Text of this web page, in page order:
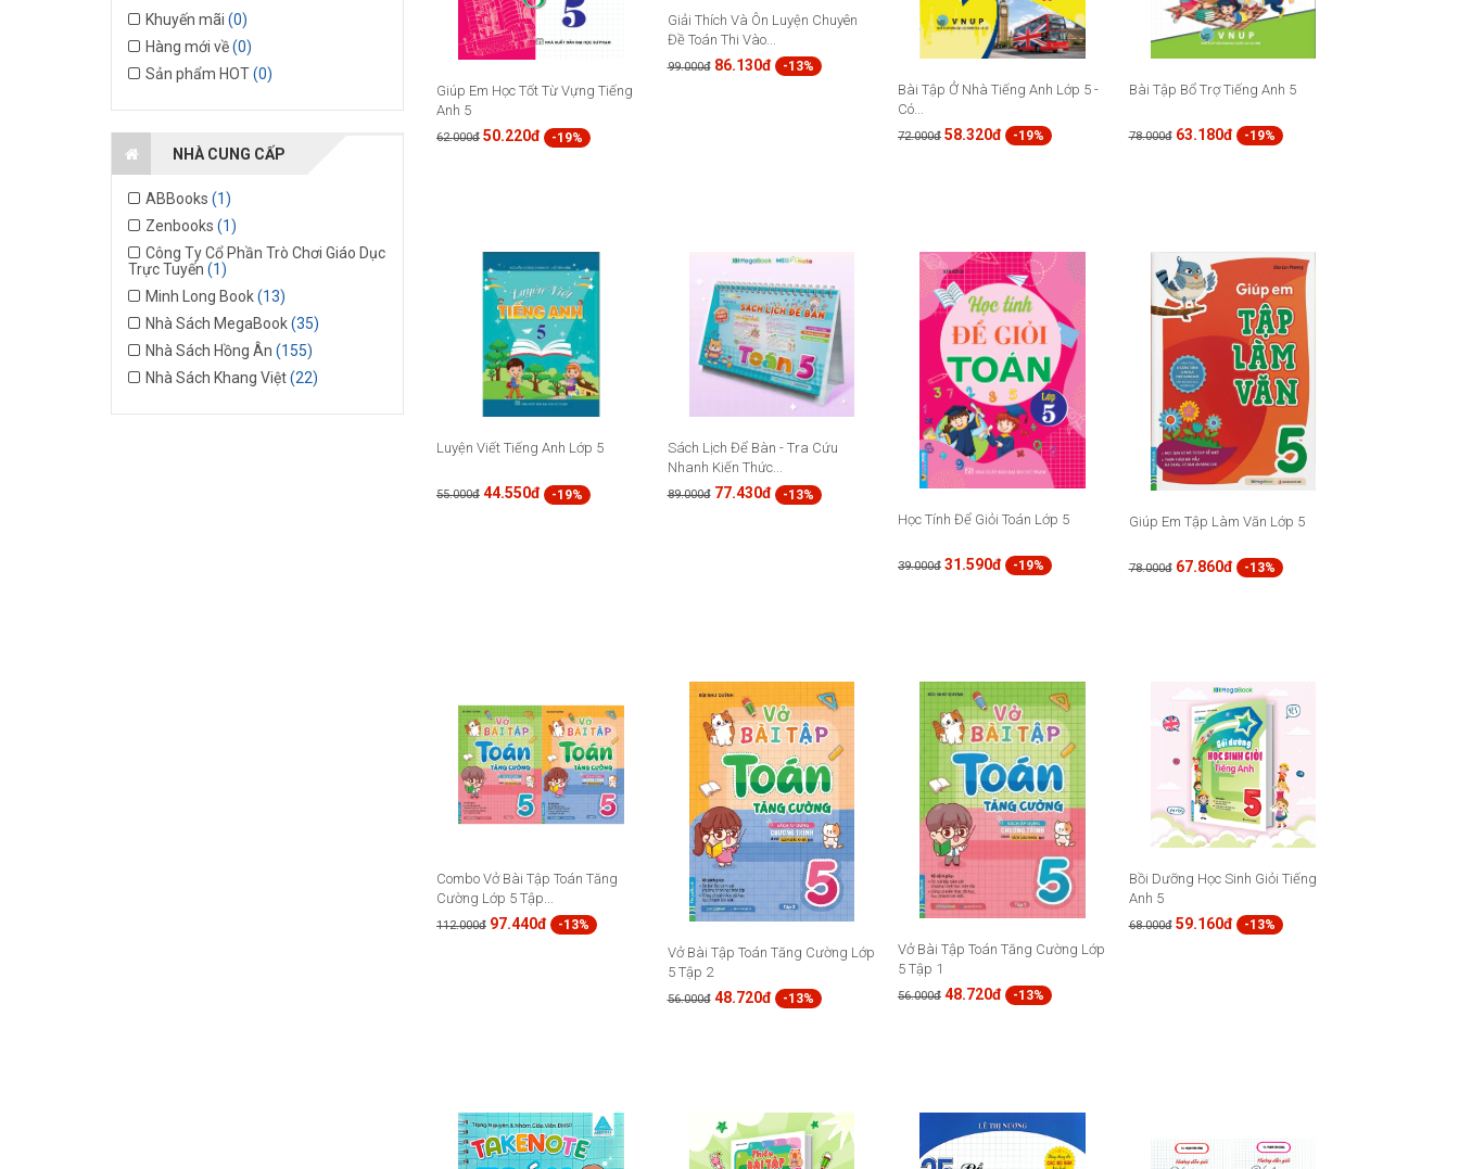
Khuyến mãi (0)
Hàng mới về(0)
Sản phẩm HOT(0)
NHÀ CUNG CẤP
ABBooks (1)
Zenbooks (1)
Công Ty Cổ Phần Trò Chơi Giáo Dục
Trực Tuyến (1)
Minh Long Book(13)
Nhà Sách MegaBook(35)
Nhà Sách Hồng Ân (155)
Nhà Sách Khang Việt(22)
Giúp Em Học Tốt Từ Vựng Tiếng
Anh 5
62.000đ 50.220đ -19%
Giải Thích Và Ôn Luyện Chuyên
Đề Toán Thi Vào...
99.000đ 86.130đ -13%
Bài Tập Ở Nhà Tiếng Anh Lớp 5 -
Có...
72.000đ 58.320đ -19%
Bài Tập Bổ Trợ Tiếng Anh 5
78.000đ 63.180đ -19%
Luyện Viết Tiếng Anh Lớp 5
55.000đ 44.550đ -19%
Sách Lịch Để Bàn - Tra Cứu
Nhanh Kiến Thức...
89.000đ 77.430đ -13%
Học Tính Để Giỏi Toán Lớp 5
39.000đ 31.590đ -19%
Giúp Em Tập Làm Văn Lớp 5
78.000đ 67.860đ -13%
Combo Vở Bài Tập Toán Tăng
Cường Lớp 5 Tập...
112.000đ 97.440đ -13%
Vở Bài Tập Toán Tăng Cường Lớp
5 Tập 2
56.000đ 48.720đ -13%
Vở Bài Tập Toán Tăng Cường Lớp
5 Tập 1
56.000đ 48.720đ -13%
Bồi Dưỡng Học Sinh Giỏi Tiếng
Anh 5
68.000đ 59.160đ -13%